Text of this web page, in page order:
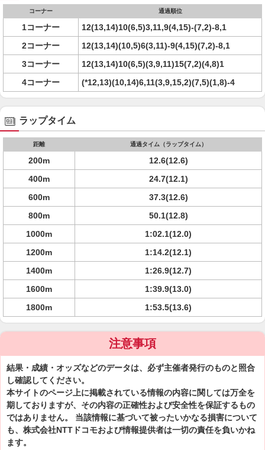
コーナー 通過順位
1コーナー
12(13,14)10(6,5)3,11,9(4,15)-(7,2)-8,1
2コーナー
12(13,14)(10,5)6(3,11)-9(4,15)(7,2)-8,1
3コーナー
12(13,14)10(6,5)(3,9,11)15(7,2)(4,8)1
4コーナー
(*12,13)(10,14)6,11(3,9,15,2)(7,5)(1,8)-4
ラップタイム
距離 通過タイム（ラップタイム）
200m
12.6(12.6)
400m
24.7(12.1)
600m
37.3(12.6)
800m
50.1(12.8)
1000m
1:02.1(12.0)
1200m
1:14.2(12.1)
1400m
1:26.9(12.7)
1600m
1:39.9(13.0)
1800m
1:53.5(13.6)
注意事項
結果・成績・オッズなどのデータは、必ず主催者発行のものと照合
し確認してください。
本サイトのページ上に掲載されている情報の内容に関しては万全を
期しておりますが、その内容の正確性および安全性を保証するもの
ではありません。 当該情報に基づいて被ったいかなる損害について
も、株式会社NTTドコモおよび情報提供者は一切の責任を負いかね
ます。